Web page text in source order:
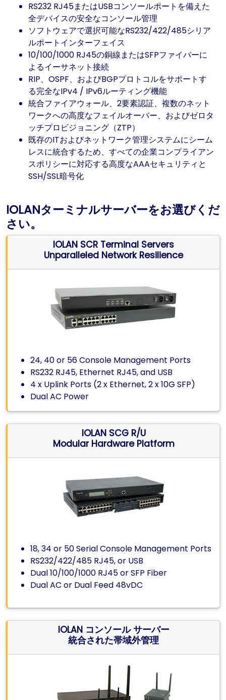
RS232 RJ45またはUSBコンソールポートを備えた
全デバイスの安全なコンソール管理
ソフトウェアで選択可能なRS232/422/485シリア
ルポートインターフェイス
10/100/1000 RJ45の銅線またはSFPファイバーに
よるイーサネット接続
RIP、OSPF、およびBGPプロトコルをサポートす
る完全なIPv4 / IPv6ルーティング機能
統合ファイアウォール、2要素認証、複数のネット
ワークへの高度なフェイルオーバー、およびゼロタ
ッチプロビジョニング（ZTP）
既存のITおよびネットワーク管理システムにシーム
レスに統合するため、すべての企業コンプライアン
スポリシーに対応する高度なAAAセキュリティと
SSH/SSL暗号化
IOLANターミナルサーバーをお選びくだ
さい。
IOLAN SCR Terminal Servers
Unparalleled Network Resilience
24, 40 or 56 Console Management Ports
RS232 RJ45, Ethernet RJ45, and USB
4 x Uplink Ports (2 x Ethernet, 2 x 10G SFP)
Dual AC Power
IOLAN SCG R/U
Modular Hardware Platform
18, 34 or 50 Serial Console Management Ports
RS232/422/485 RJ45, or USB
Dual 10/100/1000 RJ45 or SFP Fiber
Dual AC or Dual Feed 48vDC
IOLAN コンソール サーバー
統合された帯域外管理